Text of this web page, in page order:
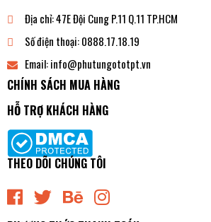
Địa chỉ:47E Đội Cung P.11 Q.11 TP.HCM
Số điện thoại:0888.17.18.19
Email:info@phutungototpt.vn
CHÍNH SÁCH MUA HÀNG
HỖ TRỢ KHÁCH HÀNG
THEO DÕI CHÚNG TÔI